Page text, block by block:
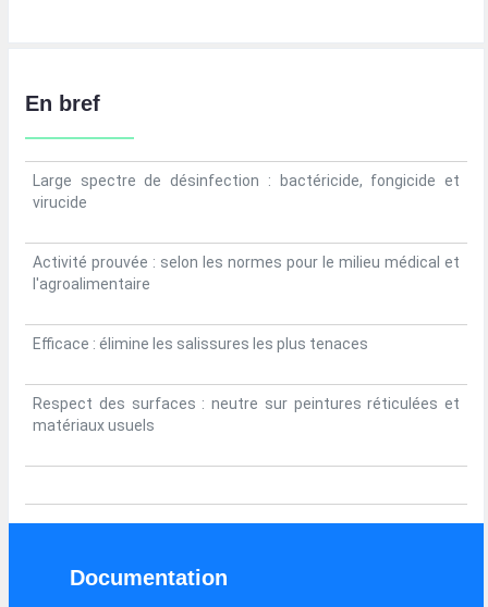
En bref
Large spectre de désinfection : bactéricide, fongicide et
virucide
Activité prouvée : selon les normes pour le milieu médical et
l'agroalimentaire
Efficace : élimine les salissures les plus tenaces
Respect des surfaces : neutre sur peintures réticulées et
matériaux usuels
Documentation